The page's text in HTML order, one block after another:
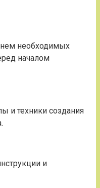
необходимых
началом
и техники создания
и